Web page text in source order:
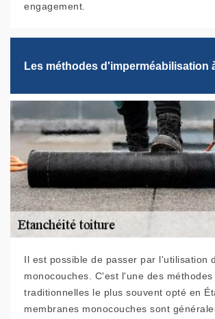
engagement.
Les méthodes d'imperméabilisation
Il est possible de passer par l'utilisation
monocouches. C'est l'une des
traditionnelles le plus souvent opté en
membranes monocouches sont